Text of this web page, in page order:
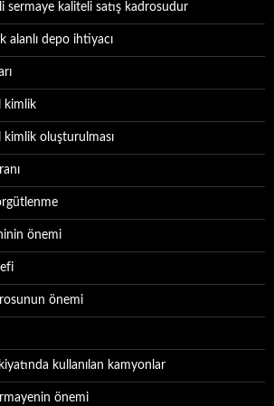
sermaye kaliteli satış kadrosudur
alanlı depo ihtiyacı
kimlik
kimlik oluşturulması
önemi
önemi
kullanılan kamyonlar
önemi